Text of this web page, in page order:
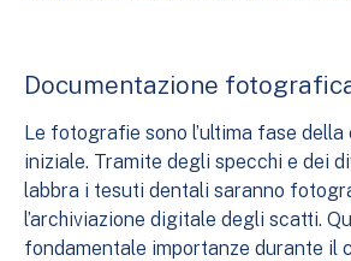
Documentazione
Le fotografie sono l’ultima fase della
iniziale. Tramite degli specchi e dei
labbra i tesuti dentali saranno
l’archiviazione digitale degli scatti.
fondamentale importanze durante il